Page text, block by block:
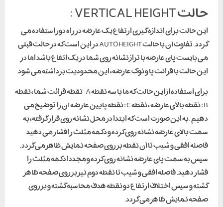
حالت VERTICAL HEIGHT :
این حالت برای اندازه گیری ارتفاع یک عارضه در راه دور استفاده می
گردد. تفاوت آن با حالت AUTO HEIGHT در این است که در حالت قبلی
می بایست پای عارضه با تراز نشانه روی شما در یک اتفاع باشد اما در
این حالت با قرائت پا و نوک عارضه، این محدودیت برداشته می شود.
برای استفاده از این حالت که ما با سه نقطه A : نقطه قرائت شما ، نقطه
B : نقطه بالای عارضه ، نقطه C : نقطه پایین عارضه آن را توضیح می
دهیم .به این صورت است که ابتدا در محل نشانه روی قرار گرفته، به
سمت بالای عارضه نشانه روی کرده و دکمه مثلث را فشار می دهید.
فاصله افقی و شیب تا آن نقطه بر روی صفحه نمایش ظاهر می گردد.
سپس به سمت پای عارضه نشانه روی کرده و مجددا دکمه مثلث را
فشار دهید. فاصله افقی و شیب تا نقطه دوم نیز بر روی صفحه ظاهر
گشته و سپس اختلاف ارتفاع دو نقطه هدف محاسبه گشته و بر روی
صفحه نمایش ظاهر می گردد.